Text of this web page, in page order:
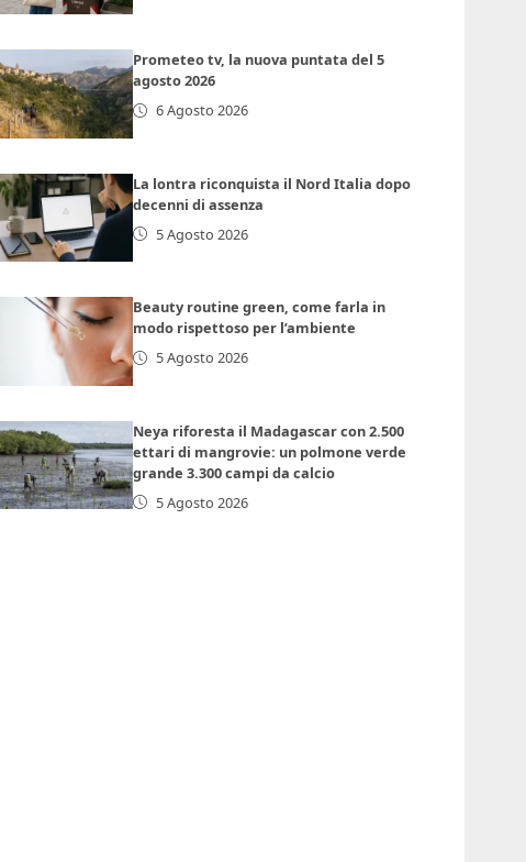
Prometeo tv, la nuova puntata del 5
agosto 2026
6 Agosto 2026
La lontra riconquista il Nord Italia dopo
decenni di assenza
5 Agosto 2026
Beauty routine green, come farla in
modo rispettoso per l’ambiente
5 Agosto 2026
Neya riforesta il Madagascar con 2.500
ettari di mangrovie: un polmone verde
grande 3.300 campi da calcio
5 Agosto 2026